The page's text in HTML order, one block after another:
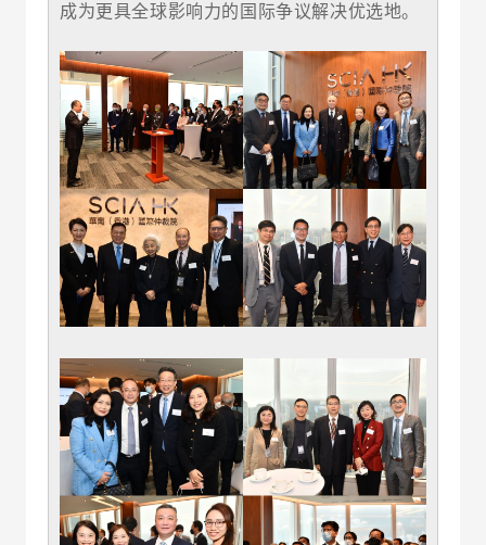
成为更具全球影响力的国际争议解决优选地。